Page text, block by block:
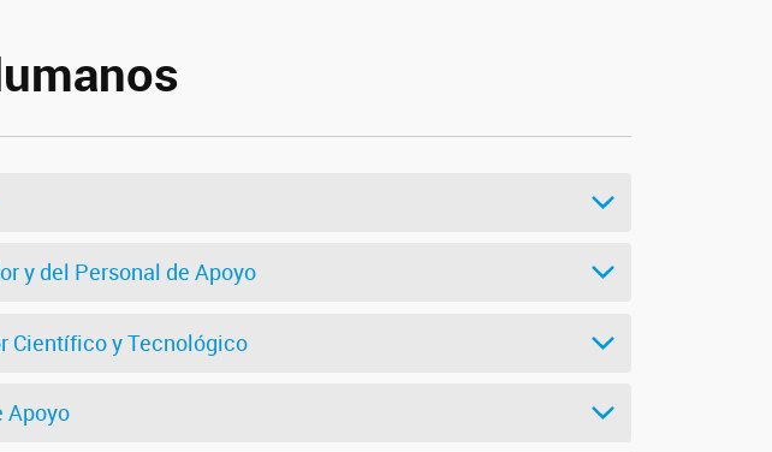
y del Personal de Apoyo
Científico y Tecnológico
Apoyo